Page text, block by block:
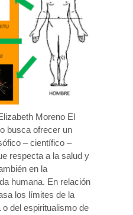
Moreno El
busca ofrecer un
– científico –
respecta a la salud y
en la
humana. En relación
los límites de la
del espiritualismo de